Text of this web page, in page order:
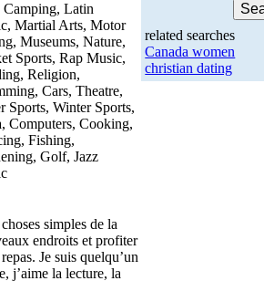
Camping, Latin
Martial Arts, Motor
Museums, Nature,
Sports, Rap Music,
Religion,
Cars, Theatre,
Sports, Winter Sports,
Computers, Cooking,
Fishing,
Golf, Jazz
simples de la
endroits et profiter
Je suis quelqu’un
j’aime la lecture, la
related searches
Canada women
christian dating